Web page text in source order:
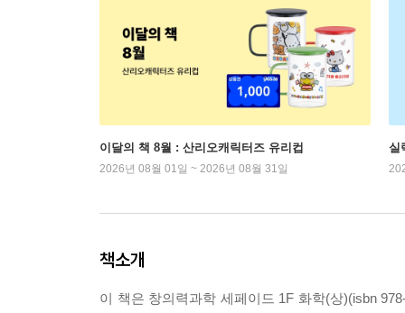
이달의 책 8월 : 산리오캐릭터즈 유리컵
2026년 08월 01일 ~ 2026년 08월 31일
실
책소개
이 책은 창의력과학 세페이드 1F 화학(상)(isbn